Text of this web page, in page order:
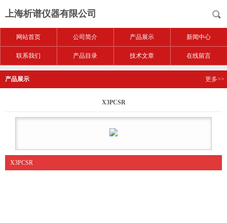
上海析谱仪器有限公司
网站首页 公司简介 产品展示 新闻中心
联系我们 产品目录 技术文章 在线留言
产品展示 更多>>
X3PCSR
X3PCSR